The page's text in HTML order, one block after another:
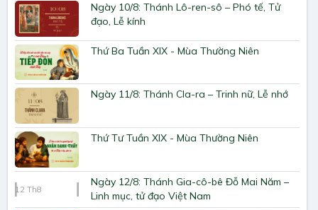
Ngày 10/8: Thánh Lô-ren-sô – Phó tế, Tử
đạo, Lễ kính
Thứ Ba Tuần XIX - Mùa Thường Niên
Ngày 11/8: Thánh Cla-ra – Trinh nữ, Lễ nhớ
Thứ Tư Tuần XIX - Mùa Thường Niên
12 Th8
Ngày 12/8: Thánh Gia-cô-bê Đỗ Mai Năm –
Linh mục, tử đạo Việt Nam